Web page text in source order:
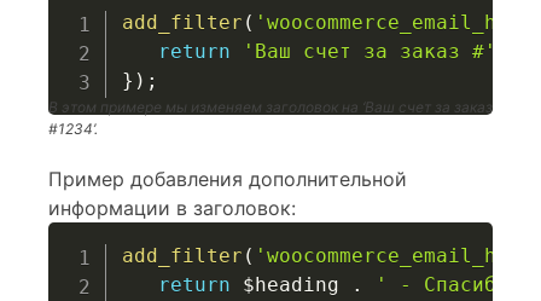
add_filter (
return
'Ваш счет за заказ #'
} ) ;
В этом примере мы изменяем заголовок на ‘Ваш счет за заказ
#1234’.
Пример добавления дополнительной
информации в заголовок:
add_filter (
return
$heading .
' - Спасибо